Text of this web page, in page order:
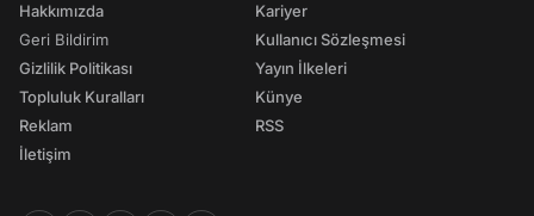
Hakkımızda
Geri Bildirim
Gizlilik Politikası
Topluluk Kuralları
Reklam
İletişim
Kariyer
Kullanıcı Sözleşmesi
Yayın İlkeleri
Künye
RSS